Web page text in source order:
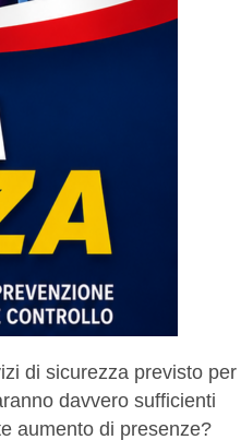
di sicurezza previsto per
davvero sufficienti
aumento di presenze?